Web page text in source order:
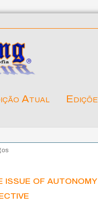
Atual
issue of